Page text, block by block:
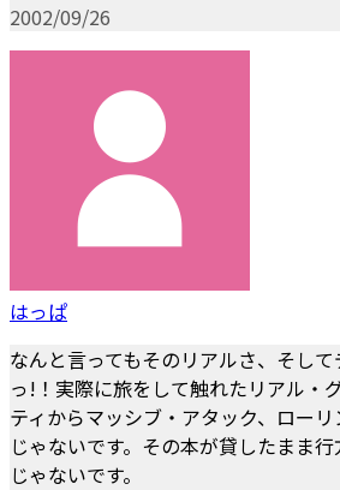
2002/09/26
はっぱ
なんと言ってもそのリアルさ、そし
っ!！実際に旅をして触れたリアル・
ティからマッシブ・アタック、ロー
じゃないです。その本が貸したまま
じゃないです。